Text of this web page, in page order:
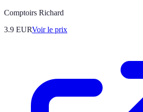
Comptoirs Richard
3.9 EURVoir le prix